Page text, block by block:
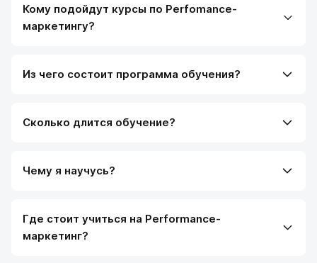
что есть чат с однокурсниками
и безграничный доступ к
материалам
Профессионализм
наставников.
было комфортным и
успешно
Кому подойдут курсы по Perfomance-
маркетингу?
Из чего состоит программа обучения?
Сколько длится обучение?
Чему я научусь?
Где стоит учиться на Performance-
маркетинг?